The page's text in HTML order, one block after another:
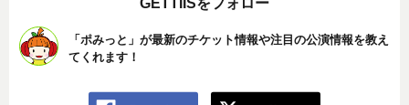
「ポみっと」が最新のチケット情報や注目の公演情報を教え
てくれます！